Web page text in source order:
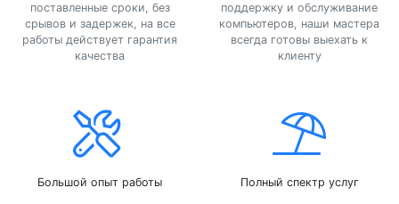
поставленные сроки, без
срывов и задержек, на все
работы действует гарантия
качества
поддержку и обслуживание
компьютеров, наши мастера
всегда готовы выехать к
клиенту
Большой опыт работы Полный спектр услуг